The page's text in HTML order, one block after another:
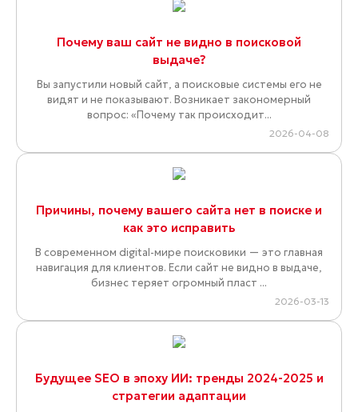
Почему ваш сайт не видно в поисковой
выдаче?
Вы запустили новый сайт, а поисковые системы его не
видят и не показывают. Возникает закономерный
вопрос: «Почему так происходит...
2026-04-08
Причины, почему вашего сайта нет в поиске и
как это исправить
В современном digital-мире поисковики — это главная
навигация для клиентов. Если сайт не видно в выдаче,
бизнес теряет огромный пласт ...
2026-03-13
Будущее SEO в эпоху ИИ: тренды 2024-2025 и
стратегии адаптации